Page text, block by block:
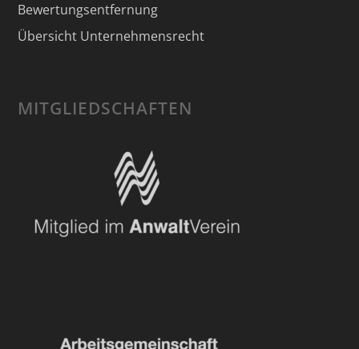
Bewertungsentfernung
Übersicht Unternehmensrecht
MITGLIEDSCHAFTEN